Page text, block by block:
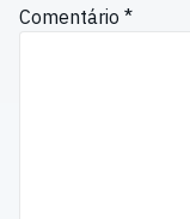
Comentário *